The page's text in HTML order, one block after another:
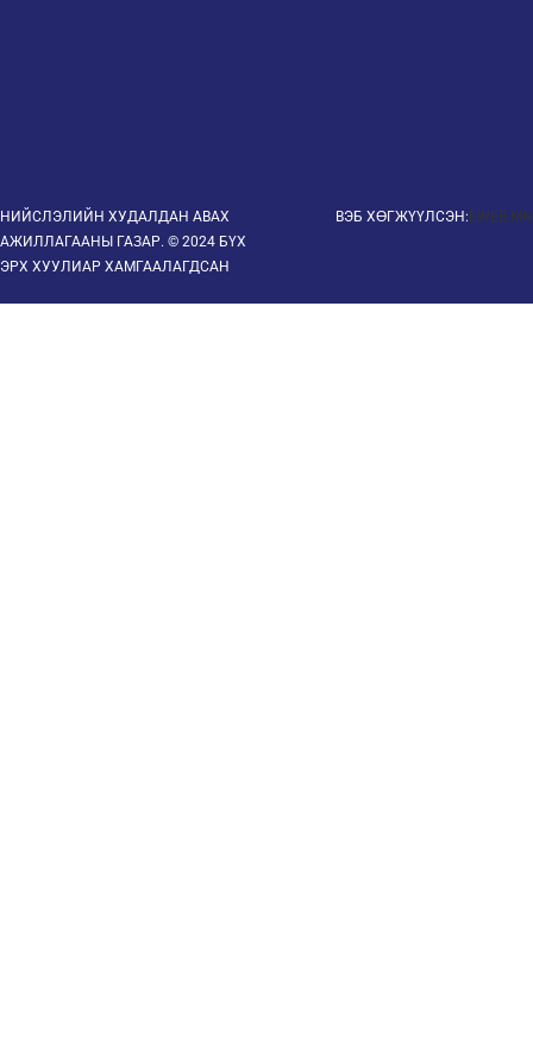
НИЙСЛЭЛИЙН ХУДАЛДАН АВАХ
АЖИЛЛАГААНЫ ГАЗАР. © 2024 БҮХ
ЭРХ ХУУЛИАР ХАМГААЛАГДСАН
ВЭБ ХӨГЖҮҮЛСЭН: EWEB.MN